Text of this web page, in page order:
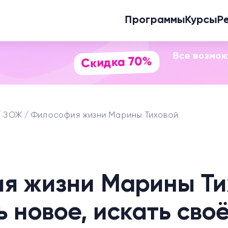
Программы Курсы
Скидка 70%
Все
ЗОЖ Философия жизни Марины Тиховой
жизни Марины
новое, искать